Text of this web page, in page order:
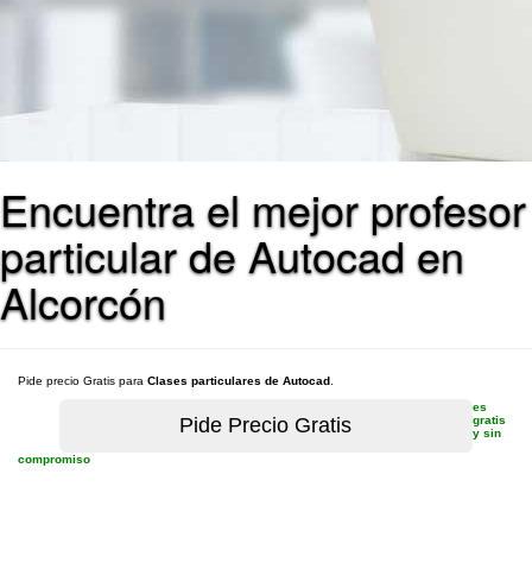
Encuentra el mejor profesor
particular de Autocad en
Alcorcón
Pide precio Gratis para Clases particulares de Autocad
es
gratis
y sin
compromiso